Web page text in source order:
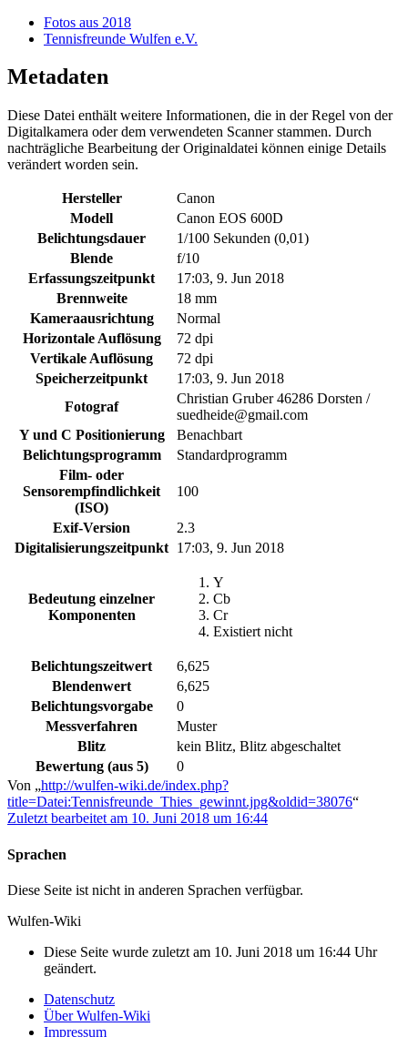
Fotos aus 2018
Tennisfreunde Wulfen e.V.
Metadaten
Diese Datei enthält weitere Informationen, die in der Regel von der
Digitalkamera oder dem verwendeten Scanner stammen. Durch
nachträgliche Bearbeitung der Originaldatei können einige Details
verändert worden sein.
Hersteller
Canon
Modell
Canon EOS 600D
Belichtungsdauer
1/100 Sekunden (0,01)
Blende
f/10
Erfassungszeitpunkt
17:03, 9. Jun 2018
Brennweite
18 mm
Kameraausrichtung
Normal
Horizontale Auflösung
72 dpi
Vertikale Auflösung
72 dpi
Speicherzeitpunkt
17:03, 9. Jun 2018
Fotograf
Christian Gruber 46286 Dorsten /
suedheide@gmail.com
Y und C Positionierung
Benachbart
Belichtungsprogramm
Standardprogramm
Film- oder
Sensorempfindlichkeit
(ISO)
100
Exif-Version
2.3
Digitalisierungszeitpunkt 17:03, 9. Jun 2018
Bedeutung einzelner
Komponenten
Y
Cb
Cr
Existiert nicht
Belichtungszeitwert
6,625
Blendenwert
6,625
Belichtungsvorgabe
0
Messverfahren
Muster
Blitz
kein Blitz, Blitz abgeschaltet
Bewertung (aus 5)
0
Von „http://wulfen-wiki.de/index.php?
title=Datei:Tennisfreunde_Thies_gewinnt.jpg&oldid=38076“
Zuletzt bearbeitet am 10. Juni 2018 um 16:44
Sprachen
Diese Seite ist nicht in anderen Sprachen verfügbar.
Wulfen-Wiki
Diese Seite wurde zuletzt am 10. Juni 2018 um 16:44 Uhr
geändert.
Datenschutz
Über Wulfen-Wiki
Impressum